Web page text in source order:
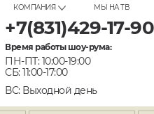
КОМПАНИЯ МЫ НА ТВ
+7(831)429-17-90
Время работы шоу-рума:
ПН-ПТ: 10:00-19:00
СБ: 11:00-17:00
ВС: Выходной день